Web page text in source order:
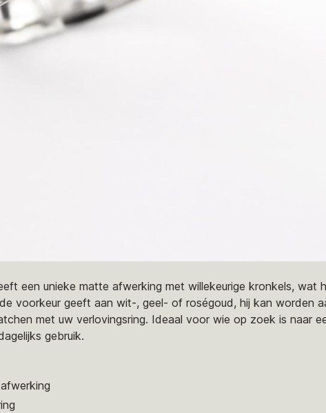
een unieke matte afwerking met willekeurige kronkels, wat
voorkeur geeft aan wit-, geel- of roségoud, hij kan worden
met uw verlovingsring. Ideaal voor wie op zoek is naar
gebruik.